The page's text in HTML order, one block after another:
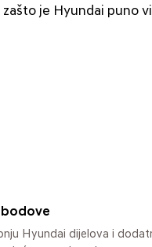
je Hyundai puno
Hyundai dijelova i